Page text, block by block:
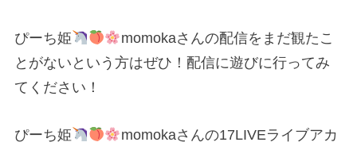
ぴーち姫
momokaさんの配信をまだ観たこ
とがないという方はぜひ！配信に遊びに行ってみ
てください！
ぴーち姫
momokaさんの17LIVEライブアカ